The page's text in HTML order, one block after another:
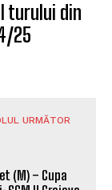
turului din
25
URMĂTOR